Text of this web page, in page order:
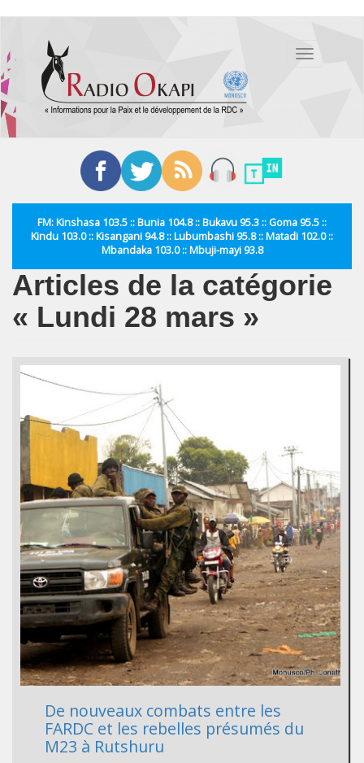
contenu
principal
Toggle
FM: Kinshasa 103.5 :: Bunia 104.8 :: Bukavu 95.3 :: Goma 95.5 ::
Kindu 103.0 :: Kisangani 94.8 :: Lubumbashi 95.8 :: Matadi 102.0 ::
Mbandaka 103.0 :: Mbuji-mayi 93.8
Articles de la catégorie
« Lundi 28 mars »
De nouveaux combats entre les
FARDC et les rebelles présumés du
M23 à Rutshuru